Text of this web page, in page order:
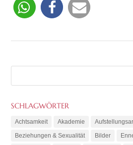
SCHLAGWÖRTER
Achtsamkeit Akademie
Beziehungen & Sexualität
Bilder